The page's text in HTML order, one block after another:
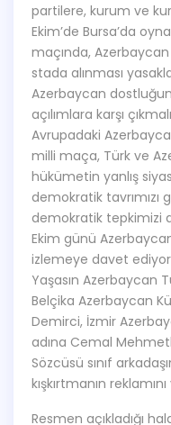
partilere, kurum ve
Ekim’de Bursa’da
maçında, Azerbaycan
stada alınması
Azerbaycan
açılımlara karşı
Avrupadaki
milli maça, Türk ve
hükümetin yanlış
demokratik tavrımızı
demokratik tepkimizi
Ekim günü
izlemeye davet
Yaşasın Azerbaycan
Belçika Azerbaycan
Demirci, İzmir
adına Cemal
Sözcüsü sınıf
kışkırtmanın
Resmen açıkladığı